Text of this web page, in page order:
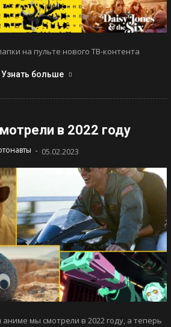
на пульте нового ТВ-контента
Узнать больше
в 2022 году
- 05.02.2023
мы смотрели в 2022 году, а теперь